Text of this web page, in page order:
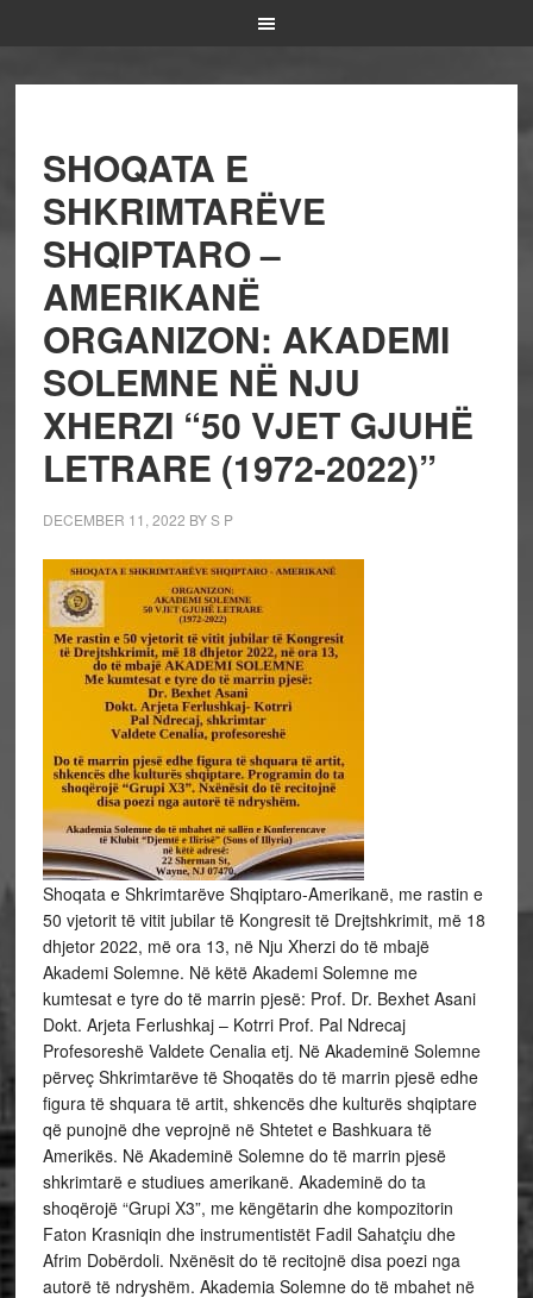
SHOQATA E
SHKRIMTARËVE
SHQIPTARO –
AMERIKANË
ORGANIZON: AKADEMI
SOLEMNE NË NJU
XHERZI “50 VJET GJUHË
LETRARE (1972-2022)”
DECEMBER 11, 2022 BYS P
Shoqata e Shkrimtarëve Shqiptaro-Amerikanë, me rastin e
50 vjetorit të vitit jubilar të Kongresit të Drejtshkrimit, më 18
dhjetor 2022, më ora 13, në Nju Xherzi do të mbajë
Akademi Solemne. Në këtë Akademi Solemne me
kumtesat e tyre do të marrin pjesë: Prof. Dr. Bexhet Asani
Dokt. Arjeta Ferlushkaj – Kotrri Prof. Pal Ndrecaj
Profesoreshë Valdete Cenalia etj. Në Akademinë Solemne
përveç Shkrimtarëve të Shoqatës do të marrin pjesë edhe
figura të shquara të artit, shkencës dhe kulturës shqiptare
që punojnë dhe veprojnë në Shtetet e Bashkuara të
Amerikës. Në Akademinë Solemne do të marrin pjesë
shkrimtarë e studiues amerikanë. Akademinë do ta
shoqërojë “Grupi X3”, me këngëtarin dhe kompozitorin
Faton Krasniqin dhe instrumentistët Fadil Sahatçiu dhe
Afrim Dobërdoli. Nxënësit do të recitojnë disa poezi nga
autorë të ndryshëm. Akademia Solemne do të mbahet në